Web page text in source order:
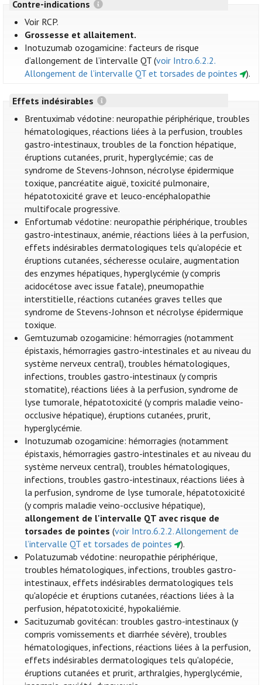
Contre-indications
Voir RCP.
Grossesse et allaitement.
Inotuzumab ozogamicine: facteurs de risque
d’allongement de l’intervalle QT (voir Intro.6.2.2.
Allongement de l’intervalle QT et torsades de pointes
).
Effets indésirables
Brentuximab védotine: neuropathie périphérique, troubles
hématologiques, réactions liées à la perfusion, troubles
gastro-intestinaux, troubles de la fonction hépatique,
éruptions cutanées, prurit, hyperglycémie; cas de
syndrome de Stevens-Johnson, nécrolyse épidermique
toxique, pancréatite aiguë, toxicité pulmonaire,
hépatotoxicité grave et leuco-encéphalopathie
multifocale progressive.
Enfortumab védotine: neuropathie périphérique, troubles
gastro-intestinaux, anémie, réactions liées à la perfusion,
effets indésirables dermatologiques tels qu'alopécie et
éruptions cutanées, sécheresse oculaire, augmentation
des enzymes hépatiques, hyperglycémie (y compris
acidocétose avec issue fatale), pneumopathie
interstitielle, réactions cutanées graves telles que
syndrome de Stevens-Johnson et nécrolyse épidermique
toxique.
Gemtuzumab ozogamicine: hémorragies (notamment
épistaxis, hémorragies gastro-intestinales et au niveau du
système nerveux central), troubles hématologiques,
infections, troubles gastro-intestinaux (y compris
stomatite), réactions liées à la perfusion, syndrome de
lyse tumorale, hépatotoxicité (y compris maladie veino-
occlusive hépatique), éruptions cutanées, prurit,
hyperglycémie.
Inotuzumab ozogamicine: hémorragies (notamment
épistaxis, hémorragies gastro-intestinales et au niveau du
système nerveux central), troubles hématologiques,
infections, troubles gastro-intestinaux, réactions liées à
la perfusion, syndrome de lyse tumorale, hépatotoxicité
(y compris maladie veino-occlusive hépatique),
allongement de l'intervalle QT avec risque de
torsades de pointes (voir Intro.6.2.2. Allongement de
l’intervalle QT et torsades de pointes
).
Polatuzumab védotine: neuropathie périphérique,
troubles hématologiques, infections, troubles gastro-
intestinaux, effets indésirables dermatologiques tels
qu'alopécie et éruptions cutanées, réactions liées à la
perfusion, hépatotoxicité, hypokaliémie.
Sacituzumab govitécan: troubles gastro-intestinaux (y
compris vomissements et diarrhée sévère), troubles
hématologiques, infections, réactions liées à la perfusion,
effets indésirables dermatologiques tels qu'alopécie,
éruptions cutanées et prurit, arthralgies, hyperglycémie,